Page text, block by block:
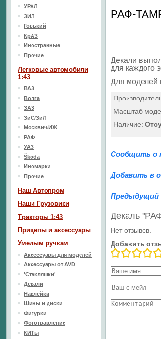
РАФ-
Декали
для каждого
Для моделей
Масштаб
Наличие:
Сообщить о
Добавить в
Предыдущий
Декаль
Нет отзывов.
Добавить
УРАЛ
ЗИЛ
Горький
КрАЗ
Иностранные
Прочие
Легковые автомобили
1:43
ВАЗ
Волга
ЗАЗ
ЗиС/ЗиЛ
Москвич/ИЖ
РАФ
УАЗ
Škoda
Иномарки
Прочие
Наш Aвтопром
Наши Грузовики
Тракторы 1:43
Прицепы и аксессуары
Умелым ручкам
Аксессуары для моделей
Аксессуары от AVD
'Стекляшки'
Декали
Наклейки
Шины и диски
Фигурки
Фототравление
КИТы